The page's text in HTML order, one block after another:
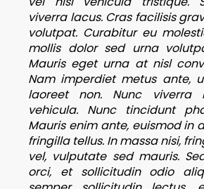
viverra lacus. Cras facilisis
volutpat. Curabitur eu
mollis dolor sed urna
Mauris eget urna at nisl
Nam imperdiet metus ante,
laoreet non. Nunc
vehicula. Nunc tincidunt
Mauris enim ante, euismod in
fringilla tellus. In massa nisi,
vel, vulputate sed mauris.
orci, et sollicitudin odio